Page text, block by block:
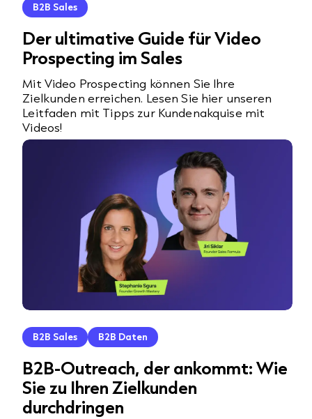
B2B Sales
Der ultimative Guide für Video
Prospecting im Sales
Mit Video Prospecting können Sie Ihre
Zielkunden erreichen. Lesen Sie hier unseren
Leitfaden mit Tipps zur Kundenakquise mit
Videos!
B2B Sales B2B Daten
B2B-Outreach, der ankommt: Wie
Sie zu Ihren Zielkunden
durchdringen